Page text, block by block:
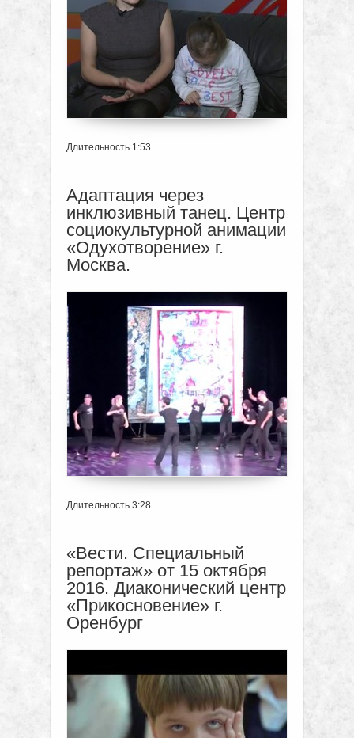
Длительность 1:53
Адаптация через
инклюзивный танец. Центр
социокультурной анимации
«Одухотворение» г.
Москва.
Длительность 3:28
«Вести. Специальный
репортаж» от 15 октября
2016. Диаконический центр
«Прикосновение» г.
Оренбург